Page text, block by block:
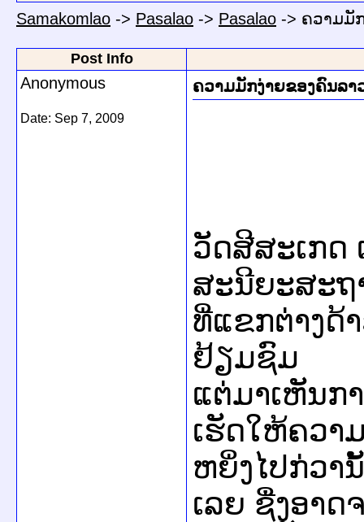
Samakomlao -> Pasalao -> Pasalao -> ຄວາມມັ
Post Info
Anonymous
Date: Sep 7, 2009
ຄວາມມັກງ່າຍຂອງຄົນລາ
ວັດສີສະເກດ
ສະນີຍະສະຖ
ທີ່ແຂກຕ່າງດ້
ຢ້ຽມຊົມ
ແຕ່ມາເຫັນກ
ເຮັດໃຫ້ຄວາ
ຫຍິ່ງໄປກ່ວາ
ເລຍ ຊື່ງອາ